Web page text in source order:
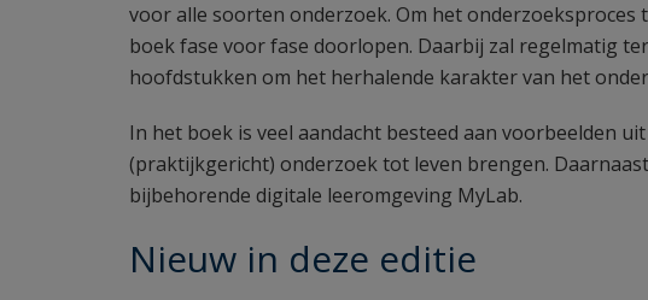
voor alle soorten onderzoek. Om het
boek fase voor fase doorlopen. Daarbij zal regelmatig
hoofdstukken om het herhalende karakter van het
In het boek is veel aandacht besteed aan voorbeelden
(praktijkgericht) onderzoek tot leven brengen.
bijbehorende digitale leeromgeving MyLab.
Nieuw in deze editie